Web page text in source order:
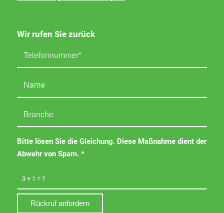
Wir rufen Sie zurück
3 + 1 = ?
Bitte lösen Sie die Gleichung. Diese Maßnahme dient der
Abwehr von Spam. *